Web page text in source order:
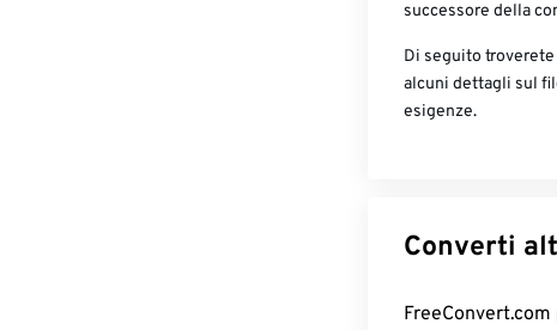
successore della
Di seguito
alcuni dettagli sul
esigenze.